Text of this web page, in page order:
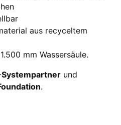
aus recyceltem
mm Wassersäule.
und
.